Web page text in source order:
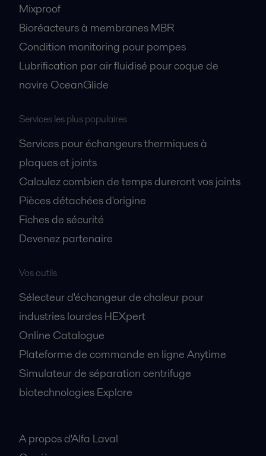
Mixproof
Bioréacteurs à membranes MBR
Condition monitoring pour pompes
Lubrification par air fluidisé pour coque de
navire OceanGlide
Services les plus populaires
Services pour échangeurs thermiques à
plaques et joints
Calculez combien de temps dureront vos joints
Pièces détachées d'origine
Fiches de sécurité
Devenez partenaire
Vos outils
Sélecteur d'échangeur de chaleur pour
industries lourdes HEXpert
Online Catalogue
Plateforme de commande en ligne Anytime
Simulateur de séparation centrifuge
biotechnologies Explore
A propos d'Alfa Laval